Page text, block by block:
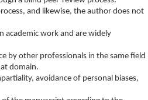
and likewise, the author does not
academic work and are widely
by other professionals in the same field
domain.
avoidance of personal biases,